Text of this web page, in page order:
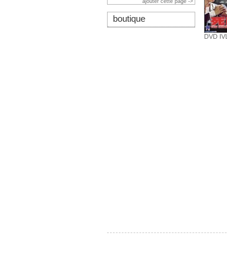
DVD IVL
ajouter cette page ->
boutique